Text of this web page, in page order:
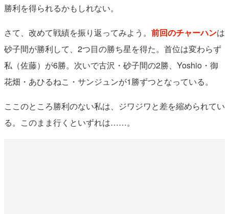
勝利を得られるかもしれない。
さて、改めて戦績を振り返ってみよう。 前回のチャーハンは
砂子間が勝利して、2つ目の勝ち星を得た。首位は変わらず
私（佐藤）が6勝。次いで古沢・砂子間の2勝、Yoshio・御
花畑・あひるねこ・サンジュンが1勝ずつとなっている。
ここのところ勝利のない私は、ジワジワと差を縮められてい
る。このまま行くといずれは……。